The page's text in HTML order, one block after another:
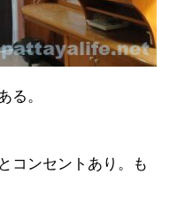
る。
コンセントあり。も